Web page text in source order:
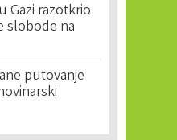
Gazi razotkrio
slobode na
putovanje